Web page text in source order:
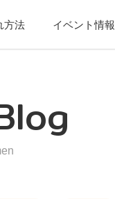
方法 イベント情報